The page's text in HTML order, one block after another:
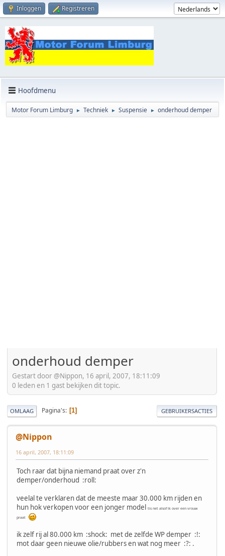
Inloggen Registreren
Hoofdmenu
Motor Forum Limburg ► Techniek ► Suspensie ► onderhoud demper
onderhoud demper
Gestart door @Nippon, 16 april, 2007, 18:11:09
0 leden en 1 gast bekijken dit topic.
OMLAAG Pagina's 1 GEBRUIKERSACTIES
@Nippon
16 april, 2007, 18:11:09
Toch raar dat bijna niemand praat over z'n
demper/onderhoud :roll:
veelal te verklaren dat de meeste maar 30.000 km rijden en
hun hok verkopen voor een jonger model tis net alsof ik over een vrouw
praat
ik zelf rij al 80.000 km :shock: met de zelfde WP demper :!:
mot daar geen nieuwe olie/rubbers en wat nog meer :?: .